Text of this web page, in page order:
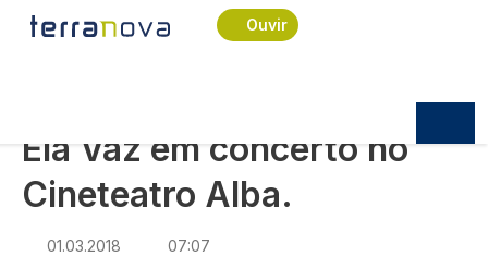
Passar para o conteúdo principal
Ouvir
Navegação estrutural
Início
Cultura
Ela Vaz em concerto no Cineteatro Alba.
Ela Vaz em concerto no
Cineteatro Alba.
01.03.2018 07:07